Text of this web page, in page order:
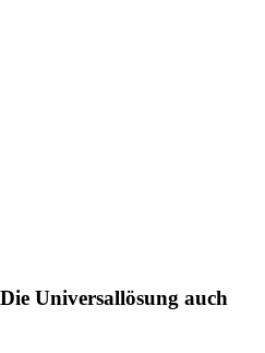
Universallösung auch